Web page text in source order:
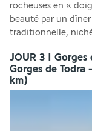
rocheuses en «
beauté par un
traditionnelle,
JOUR 3 I
Gorges de
km)